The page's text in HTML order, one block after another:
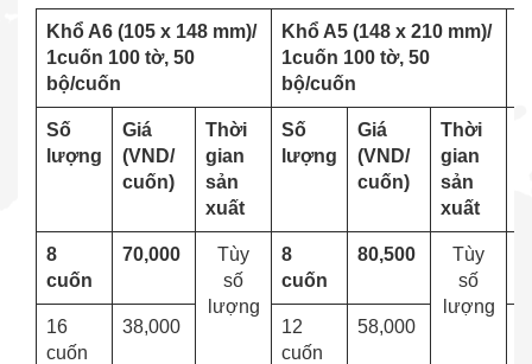
Khổ A6 (105 x 148 mm)/
1cuốn 100 tờ, 50
bộ/cuốn
Khổ A5 (148 x 210 mm)/
1cuốn 100 tờ, 50
bộ/cuốn
Số
lượng
Giá
(VND/
cuốn)
Thời
gian
sản
xuất
Số
lượng
Giá
(VND/
cuốn)
Thời
gian
sản
xuất
8
cuốn
70,000
Tùy
số
lượng
8
cuốn
80,500
Tùy
số
lượng
16
cuốn
38,000
12
cuốn
58,000